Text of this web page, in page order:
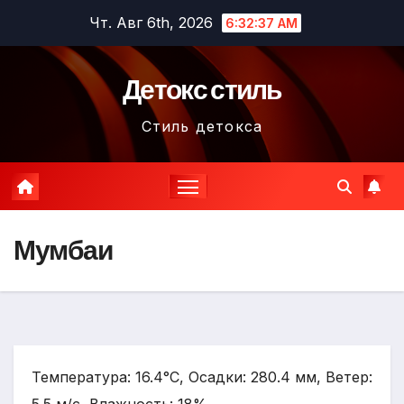
содержимому
Чт. Авг 6th, 2026 6:32:39 AM
Детокс стиль
Стиль детокса
Мумбаи
Температура: 16.4°C, Осадки: 280.4 мм, Ветер: